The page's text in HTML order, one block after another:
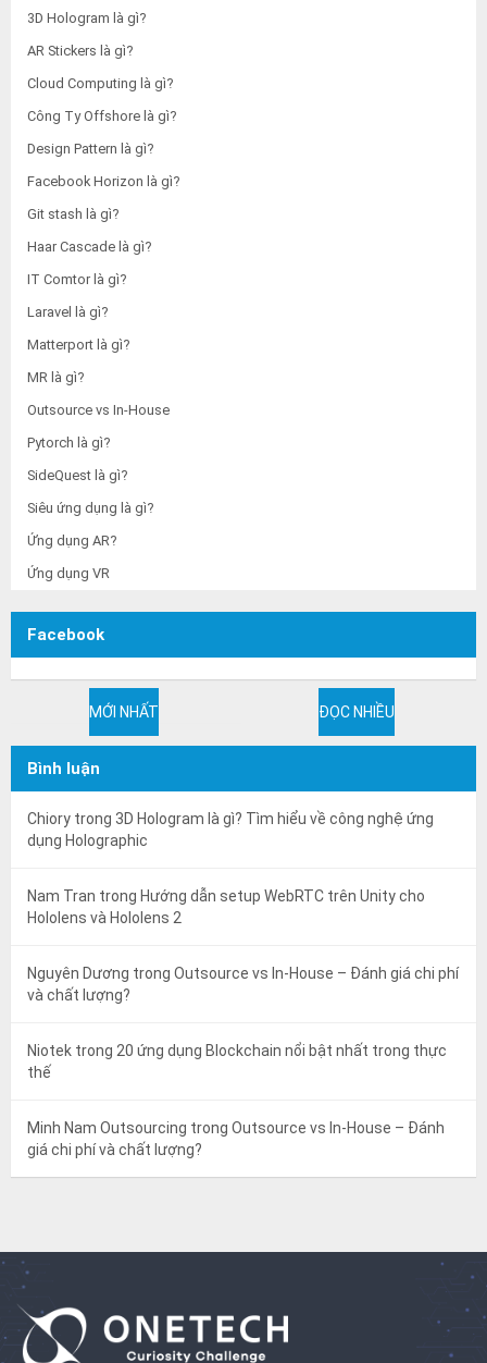
3D Hologram là gì?
AR Stickers là gì?
Cloud Computing là gì?
Công Ty Offshore là gì?
Design Pattern là gì?
Facebook Horizon là gì?
Git stash là gì?
Haar Cascade là gì?
IT Comtor là gì?
Laravel là gì?
Matterport là gì?
MR là gì?
Outsource vs In-House
Pytorch là gì?
SideQuest là gì?
Siêu ứng dụng là gì?
Ứng dụng AR?
Ứng dụng VR
Facebook
MỚI NHẤT ĐỌC NHIỀU
Bình luận
Chiory trong 3D Hologram là gì? Tìm hiểu về công nghệ ứng
dụng Holographic
Nam Tran trong Hướng dẫn setup WebRTC trên Unity cho
Hololens và Hololens 2
Nguyên Dương trong Outsource vs In-House – Đánh giá chi phí
và chất lượng?
Niotek trong 20 ứng dụng Blockchain nổi bật nhất trong thực
thế
Minh Nam Outsourcing trong Outsource vs In-House – Đánh
giá chi phí và chất lượng?